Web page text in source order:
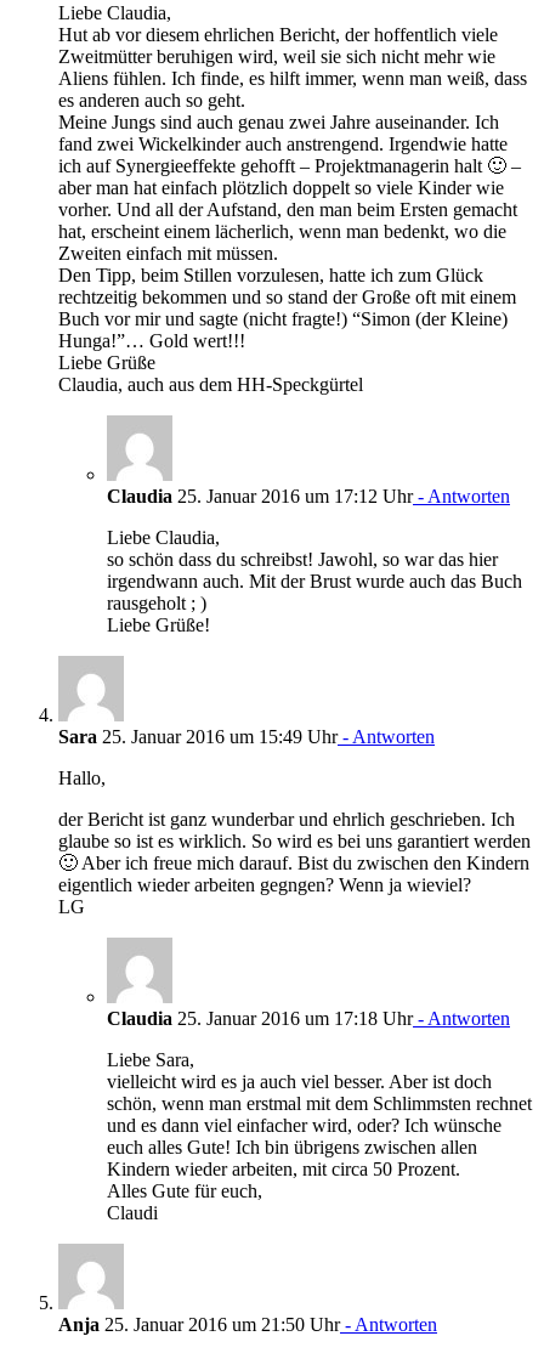
Liebe Claudia,
Hut ab vor diesem ehrlichen Bericht, der hoffentlich viele
Zweitmütter beruhigen wird, weil sie sich nicht mehr wie
Aliens fühlen. Ich finde, es hilft immer, wenn man weiß, dass
es anderen auch so geht.
Meine Jungs sind auch genau zwei Jahre auseinander. Ich
fand zwei Wickelkinder auch anstrengend. Irgendwie hatte
ich auf Synergieeffekte gehofft – Projektmanagerin halt 🙂 –
aber man hat einfach plötzlich doppelt so viele Kinder wie
vorher. Und all der Aufstand, den man beim Ersten gemacht
hat, erscheint einem lächerlich, wenn man bedenkt, wo die
Zweiten einfach mit müssen.
Den Tipp, beim Stillen vorzulesen, hatte ich zum Glück
rechtzeitig bekommen und so stand der Große oft mit einem
Buch vor mir und sagte (nicht fragte!) “Simon (der Kleine)
Hunga!”… Gold wert!!!
Liebe Grüße
Claudia, auch aus dem HH-Speckgürtel
Claudia 25. Januar 2016 um 17:12 Uhr- Antworten
Liebe Claudia,
so schön dass du schreibst! Jawohl, so war das hier
irgendwann auch. Mit der Brust wurde auch das Buch
rausgeholt ; )
Liebe Grüße!
Sara 25. Januar 2016 um 15:49 Uhr- Antworten
Hallo,
der Bericht ist ganz wunderbar und ehrlich geschrieben. Ich
glaube so ist es wirklich. So wird es bei uns garantiert werden
🙂 Aber ich freue mich darauf. Bist du zwischen den Kindern
eigentlich wieder arbeiten gegngen? Wenn ja wieviel?
LG
Claudia 25. Januar 2016 um 17:18 Uhr- Antworten
Liebe Sara,
vielleicht wird es ja auch viel besser. Aber ist doch
schön, wenn man erstmal mit dem Schlimmsten rechnet
und es dann viel einfacher wird, oder? Ich wünsche
euch alles Gute! Ich bin übrigens zwischen allen
Kindern wieder arbeiten, mit circa 50 Prozent.
Alles Gute für euch,
Claudi
Anja 25. Januar 2016 um 21:50 Uhr- Antworten